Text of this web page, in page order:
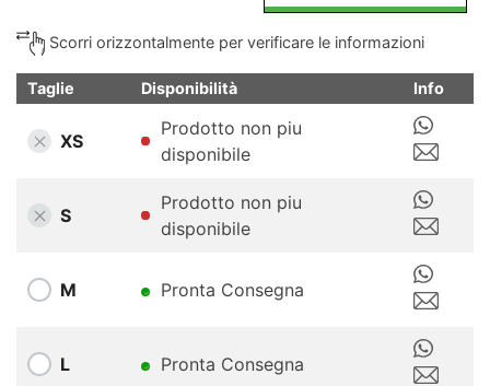
Scorri orizzontalmente per verificare le informazioni
Taglie Disponibilità Info
XS
Prodotto non piu
disponibile
S
Prodotto non piu
disponibile
M Pronta Consegna
L Pronta Consegna